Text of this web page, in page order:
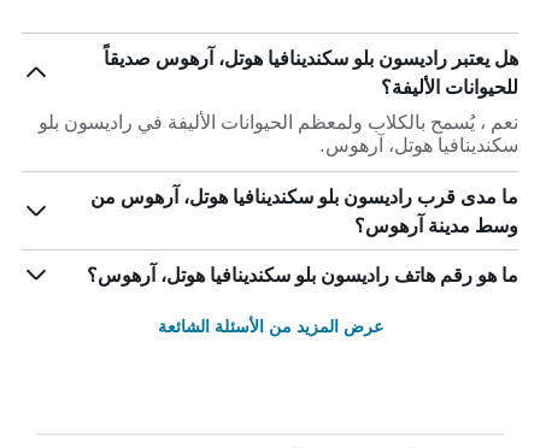
هل يعتبر راديسون بلو سكندينافيا هوتل، آرهوس صديقاً
للحيوانات الأليفة؟
نعم ، يُسمح بالكلاب ولمعظم الحيوانات الأليفة في راديسون بلو
سكندينافيا هوتل، آرهوس.
ما مدى قرب راديسون بلو سكندينافيا هوتل، آرهوس من
وسط مدينة آرهوس؟
ما هو رقم هاتف راديسون بلو سكندينافيا هوتل، آرهوس؟
عرض المزيد من الأسئلة الشائعة